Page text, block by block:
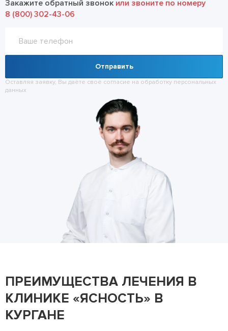
Закажите обратный звонок или звоните по номеру
8 (800) 302-43-06
Отправить
Оставляя заявку, Вы даёте своё согласие на обработку персональных
данных
ПРЕИМУЩЕСТВА ЛЕЧЕНИЯ В
КЛИНИКЕ «ЯСНОСТЬ» В
КУРГАНЕ